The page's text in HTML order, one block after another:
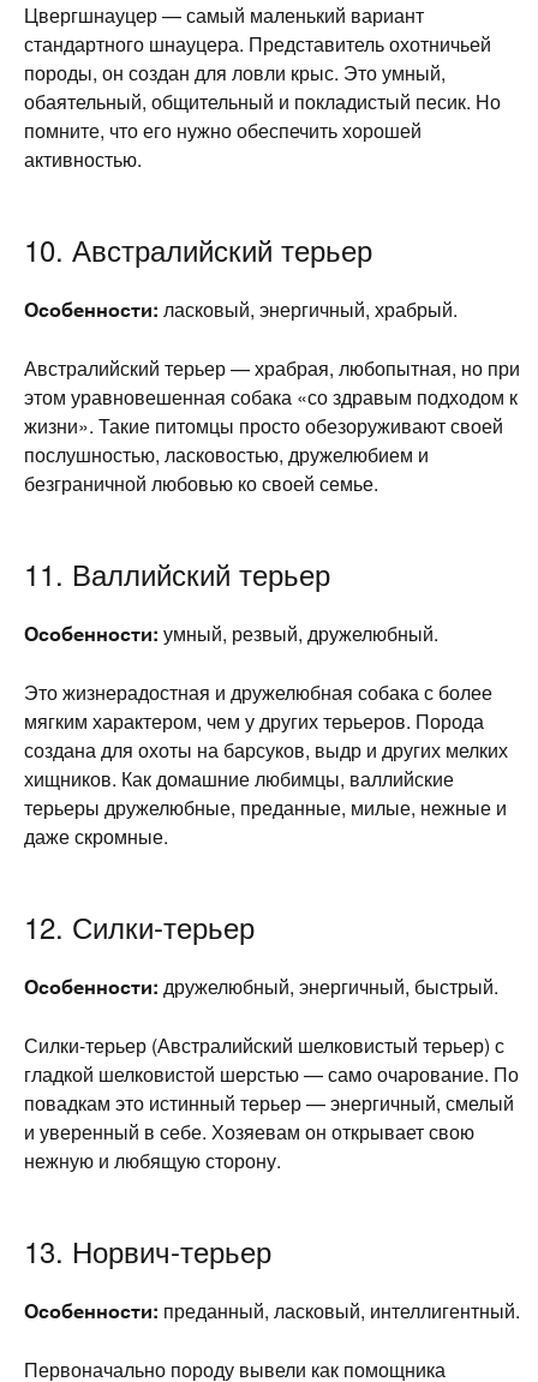
Цвергшнауцер — самый маленький вариант
стандартного шнауцера. Представитель охотничьей
породы, он создан для ловли крыс. Это умный,
обаятельный, общительный и покладистый песик. Но
помните, что его нужно обеспечить хорошей
активностью.
10. Австралийский терьер
Особенности: ласковый, энергичный, храбрый.
Австралийский терьер — храбрая, любопытная, но при
этом уравновешенная собака «со здравым подходом к
жизни». Такие питомцы просто обезоруживают своей
послушностью, ласковостью, дружелюбием и
безграничной любовью ко своей семье.
11. Валлийский терьер
Особенности: умный, резвый, дружелюбный.
Это жизнерадостная и дружелюбная собака с более
мягким характером, чем у других терьеров. Порода
создана для охоты на барсуков, выдр и других мелких
хищников. Как домашние любимцы, валлийские
терьеры дружелюбные, преданные, милые, нежные и
даже скромные.
12. Силки-терьер
Особенности: дружелюбный, энергичный, быстрый.
Силки-терьер (Австралийский шелковистый терьер) с
гладкой шелковистой шерстью — само очарование. По
повадкам это истинный терьер — энергичный, смелый
и уверенный в себе. Хозяевам он открывает свою
нежную и любящую сторону.
13. Норвич-терьер
Особенности: преданный, ласковый, интеллигентный.
Первоначально породу вывели как помощника